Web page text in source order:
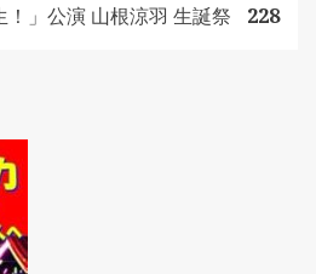
」公演 山根涼羽 生誕祭
228